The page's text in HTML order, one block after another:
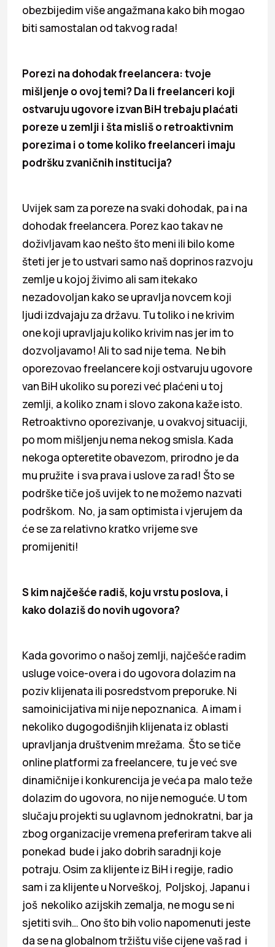
obezbijedim više angažmana kako bih mogao
biti samostalan od takvog rada!
Porezi na dohodak freelancera: tvoje
mišljenje o ovoj temi? Da li freelanceri koji
ostvaruju ugovore izvan BiH trebaju plaćati
poreze u zemlji i šta misliš o retroaktivnim
porezima i o tome koliko freelanceri imaju
podršku zvaničnih institucija?
Uvijek sam za poreze na svaki dohodak, pa i na
dohodak freelancera. Porez kao takav ne
doživljavam kao nešto što meni ili bilo kome
šteti jer je to ustvari samo naš doprinos razvoju
zemlje u kojoj živimo ali sam itekako
nezadovoljan kako se upravlja novcem koji
ljudi izdvajaju za državu. Tu toliko i ne krivim
one koji upravljaju koliko krivim nas jer im to
dozvoljavamo! Ali to sad nije tema. Ne bih
oporezovao freelancere koji ostvaruju ugovore
van BiH ukoliko su porezi već plaćeni u toj
zemlji, a koliko znam i slovo zakona kaže isto.
Retroaktivno oporezivanje, u ovakvoj situaciji,
po mom mišljenju nema nekog smisla. Kada
nekoga opteretite obavezom, prirodno je da
mu pružite i sva prava i uslove za rad! Što se
podrške tiče još uvijek to ne možemo nazvati
podrškom. No, ja sam optimista i vjerujem da
će se za relativno kratko vrijeme sve
promijeniti!
S kim najčešće radiš, koju vrstu poslova, i
kako dolaziš do novih ugovora?
Kada govorimo o našoj zemlji, najčešće radim
usluge voice-overa i do ugovora dolazim na
poziv klijenata ili posredstvom preporuke. Ni
samoinicijativa mi nije nepoznanica. A imam i
nekoliko dugogodišnjih klijenata iz oblasti
upravljanja društvenim mrežama. Što se tiče
online platformi za freelancere, tu je već sve
dinamičnije i konkurencija je veća pa malo teže
dolazim do ugovora, no nije nemoguće. U tom
slučaju projekti su uglavnom jednokratni, bar ja
zbog organizacije vremena preferiram takve ali
ponekad bude i jako dobrih saradnji koje
potraju. Osim za klijente iz BiH i regije, radio
sam i za klijente u Norveškoj, Poljskoj, Japanu i
još nekoliko azijskih zemalja, ne mogu se ni
sjetiti svih… Ono što bih volio napomenuti jeste
da se na globalnom tržištu više cijene vaš rad i